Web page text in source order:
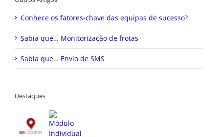
Conhece os fatores-chave das equipas de sucesso?
Sabia que… Monitorização de frotas
Sabia que… Envio de SMS
Destaques